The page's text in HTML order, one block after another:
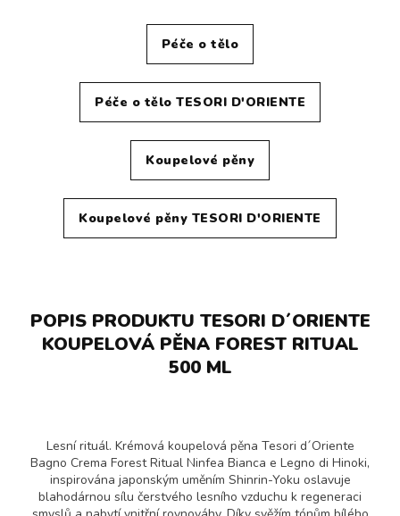
Péče o tělo
Péče o tělo TESORI D'ORIENTE
Koupelové pěny
Koupelové pěny TESORI D'ORIENTE
POPIS PRODUKTU TESORI D´ORIENTE
KOUPELOVÁ PĚNA FOREST RITUAL
500 ML
Lesní rituál. Krémová koupelová pěna Tesori d´Oriente
Bagno Crema Forest Ritual Ninfea Bianca e Legno di Hinoki,
inspirována japonským uměním Shinrin-Yoku oslavuje
blahodárnou sílu čerstvého lesního vzduchu k regeneraci